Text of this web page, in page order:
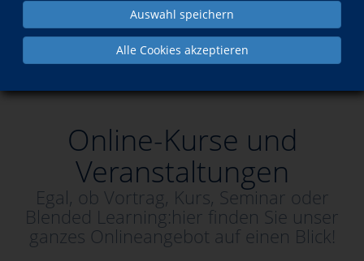
Auswahl speichern
Alle Cookies akzeptieren
Online-Kurse und Veranstaltungen - Egal, ob Vortrag,
Kurs, Seminar oder Blended Learning:hier finden Sie
unser ganzes Onlineangebot auf einen Blick!
Online-Kurse und
Veranstaltungen
Egal, ob Vortrag, Kurs, Seminar oder
Blended Learning:hier finden Sie unser
ganzes Onlineangebot auf einen Blick!